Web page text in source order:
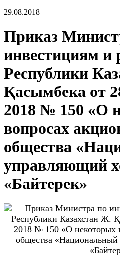
29.08.2018
Приказ
инвестициям и
Республики
Қасымбека от
2018 № 150 «О
вопросах
общества
управляющий
«Байтерек»